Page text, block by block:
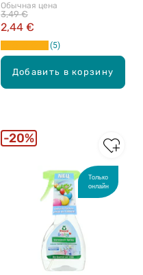
Добавить в корзину
ароматом миндального
молочка для белья, 1л
Обычная цена
2,44 €
3,49 €
5
Только
онлайн
20%